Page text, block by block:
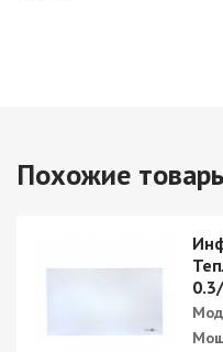
Похожие